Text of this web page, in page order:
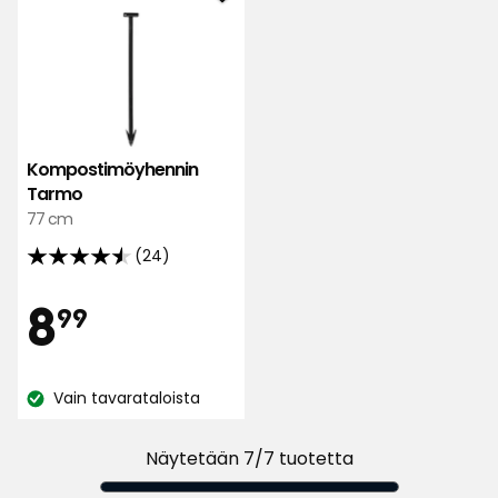
Kompostimöyhennin
Tarmo
77 cm
(24)
4.5
5:stä,
24
perusteella
Hinta
899
€
KatsoVain tavarataloista
Näytetään 7/7 tuotetta